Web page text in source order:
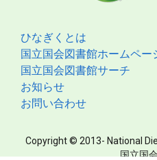
ひなぎくとは
国立国会図書館ホームペー
国立国会図書館サーチ
お知らせ
お問い合わせ
Copyright © 2013- National